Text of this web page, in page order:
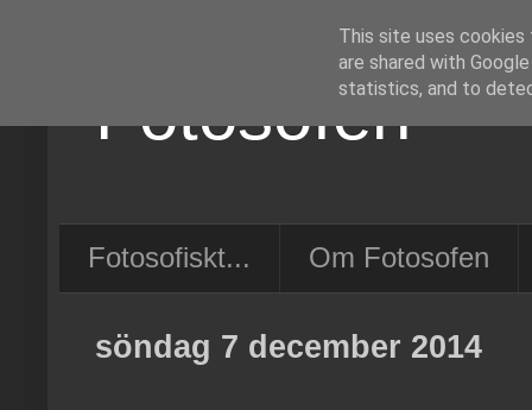
Fotosofen
Fotosofiskt... Om Fotosofen
söndag 7 december 2014
This site uses cookies
are shared with
statistics, and to